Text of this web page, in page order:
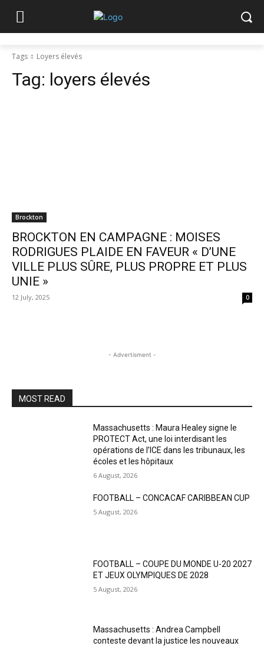
Tags Loyers élevés
Tag: loyers élevés
Brockton
BROCKTON EN CAMPAGNE : MOISES
RODRIGUES PLAIDE EN FAVEUR « D’UNE
VILLE PLUS SÛRE, PLUS PROPRE ET PLUS
UNIE »
12 July, 2025 0
- Advertisment -
MOST READ
Massachusetts : Maura Healey signe le
PROTECT Act, une loi interdisant les
opérations de l’ICE dans les tribunaux, les
écoles et les hôpitaux
6 August, 2026
FOOTBALL – CONCACAF CARIBBEAN CUP
5 August, 2026
FOOTBALL – COUPE DU MONDE U-20 2027
ET JEUX OLYMPIQUES DE 2028
5 August, 2026
Massachusetts : Andrea Campbell
conteste devant la justice les nouveaux